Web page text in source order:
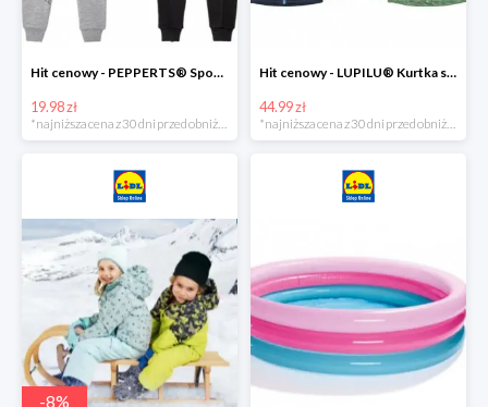
Hit cenowy - PEPPERTS® Spodnie dresowe chłopięce, 1 para
19.98 zł
Hit cenowy - LUPILU® Kurtka softshell chłopięca, 1 sztuka
44.99 zł
-8%